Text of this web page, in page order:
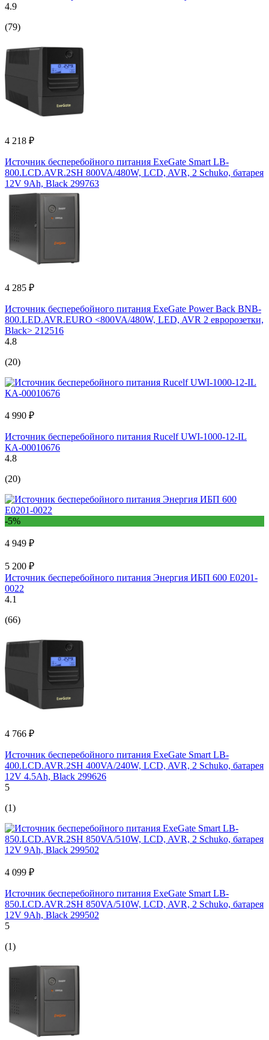
4.9
(79)
4 218 ₽
Источник бесперебойного питания ExeGate Smart LB-
800.LCD.AVR.2SH 800VA/480W, LCD, AVR, 2 Schuko, батарея
12V 9Ah, Black 299763
4 285 ₽
Источник бесперебойного питания ExeGate Power Back BNB-
800.LED.AVR.EURO <800VA/480W, LED, AVR 2 евророзетки,
Black> 212516
4.8
(20)
4 990 ₽
Источник бесперебойного питания Rucelf UWI-1000-12-IL
КА-00010676
4.8
(20)
-5%
4 949 ₽
5 200 ₽
Источник бесперебойного питания Энергия ИБП 600 Е0201-
0022
4.1
(66)
4 766 ₽
Источник бесперебойного питания ExeGate Smart LB-
400.LCD.AVR.2SH 400VA/240W, LCD, AVR, 2 Schuko, батарея
12V 4.5Ah, Black 299626
5
(1)
4 099 ₽
Источник бесперебойного питания ExeGate Smart LB-
850.LCD.AVR.2SH 850VA/510W, LCD, AVR, 2 Schuko, батарея
12V 9Ah, Black 299502
5
(1)